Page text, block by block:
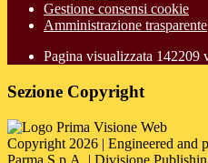
Gestione consensi cookie
Amministrazione trasparente
Pagina visualizzata 142209
Sezione Copyright
Copyright 2026 | Engineered and
Parma S.p.A. | Divisione